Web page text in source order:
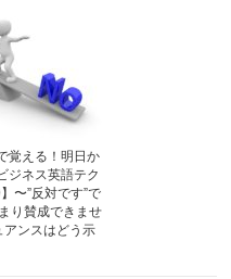
覚える！明日か
ジネス英語テク
〜”反対です”で
り賛成できませ
アンスはどう示